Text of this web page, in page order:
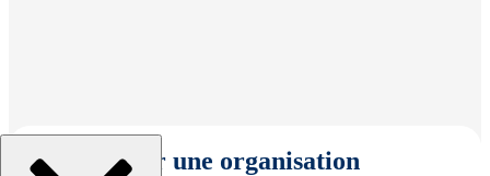
Sélectionner une organisation